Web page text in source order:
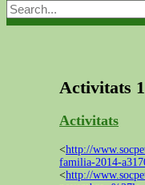
Activitats 1
Activitats
<http://
familia-2014-
<http://